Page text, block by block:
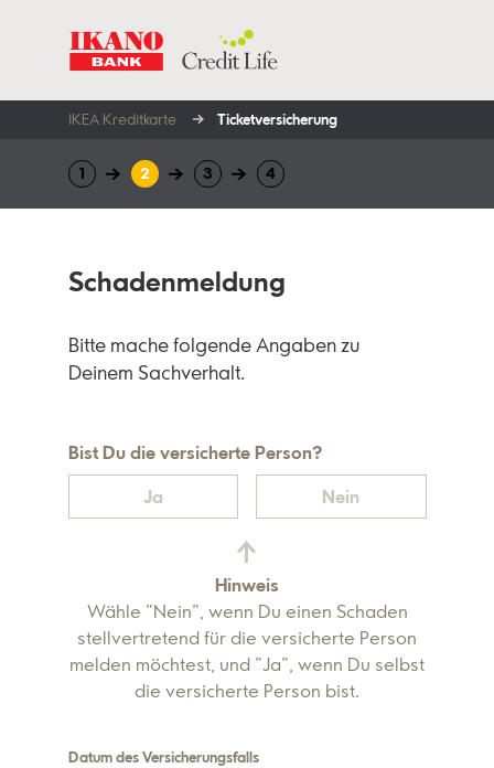
IKEA Kreditkarte Ticket­versicherung
Schadenmeldung
Bitte mache folgende Angaben zu
Deinem Sachverhalt.
Ja Nein
Bist Du die versicherte Person?
Hinweis
Wähle "Nein", wenn Du einen Schaden
stellvertretend für die versicherte Person
melden möchtest, und "Ja", wenn Du selbst
die versicherte Person bist.
Datum des Versicherungsfalls